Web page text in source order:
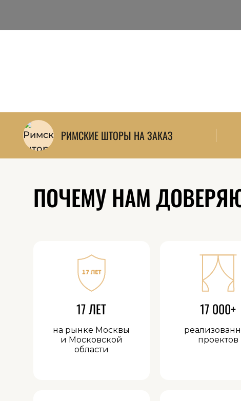
РИМСКИЕ ШТОРЫ НА ЗАКАЗ
ПОЧЕМУ НАМ
17 ЛЕТ
на рынке Москвы
и Московской
области
17 000+
проектов